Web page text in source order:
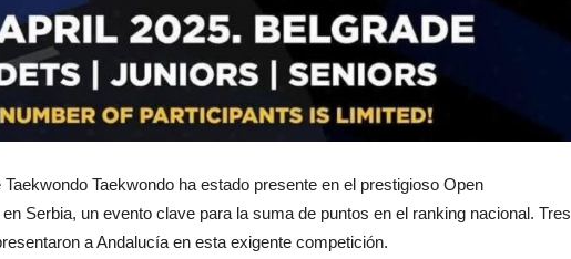
Taekwondo ha estado presente en el prestigioso Open
Serbia, un evento clave para la suma de puntos en el ranking nacional. Tres
a Andalucía en esta exigente competición.